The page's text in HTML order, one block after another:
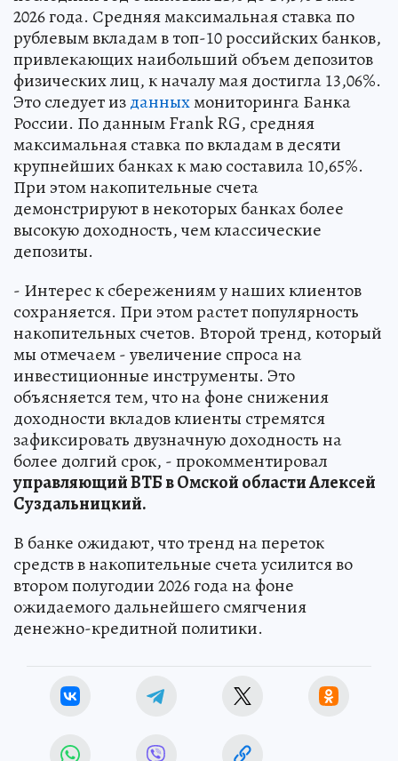
2026 года. Средняя максимальная ставка по
рублевым вкладам в топ-10 российских банков,
привлекающих наибольший объем депозитов
физических лиц, к началу мая достигла 13,06%.
Это следует изданныхмониторинга Банка
России. По данным Frank RG, средняя
максимальная ставка по вкладам в десяти
крупнейших банках к маю составила 10,65%.
При этом накопительные счета
демонстрируют в некоторых банках более
высокую доходность, чем классические
депозиты.
- Интерес к сбережениям у наших клиентов
сохраняется. При этом растет популярность
накопительных счетов. Второй тренд, который
мы отмечаем - увеличение спроса на
инвестиционные инструменты. Это
объясняется тем, что на фоне снижения
доходности вкладов клиенты стремятся
зафиксировать двузначную доходность на
более долгий срок, - прокомментировал
управляющий ВТБ в Омской области Алексей
Суздальницкий.
В банке ожидают, что тренд на переток
средств в накопительные счета усилится во
втором полугодии 2026 года на фоне
ожидаемого дальнейшего смягчения
денежно-кредитной политики.